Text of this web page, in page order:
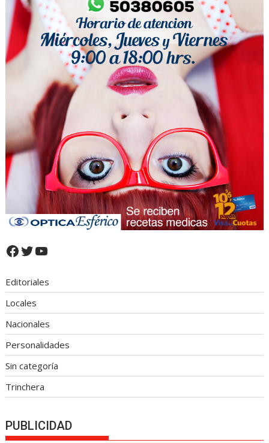
Facebook
Twitter
YouTube
Editoriales
Locales
Nacionales
Personalidades
Sin categoría
Trinchera
PUBLICIDAD